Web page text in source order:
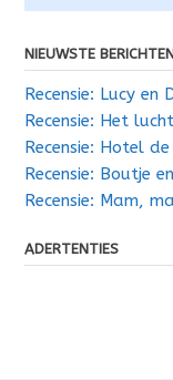
NIEUWSTE
Recensie: Lucy en
Recensie: Het
Recensie: Hotel
Recensie: Boutje
Recensie: Mam,
ADERTENTIES